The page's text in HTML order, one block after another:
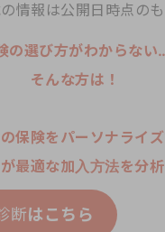
情報は公開日時点のも
の選び方がわからない
そんな方は！
保険をパーソナライ
最適な加入方法を分
断はこちら